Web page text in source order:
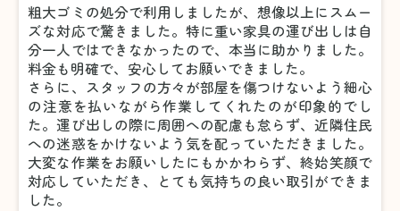
粗大ゴミの処分で利用しましたが、想像以上にスムー
ズな対応で驚きました。特に重い家具の運び出しは自
分一人ではできなかったので、本当に助かりました。
料金も明確で、安心してお願いできました。
さらに、スタッフの方々が部屋を傷つけないよう細心
の注意を払いながら作業してくれたのが印象的でし
た。運び出しの際に周囲への配慮も怠らず、近隣住民
への迷惑をかけないよう気を配っていただきました。
大変な作業をお願いしたにもかかわらず、終始笑顔で
対応していただき、とても気持ちの良い取引ができま
した。